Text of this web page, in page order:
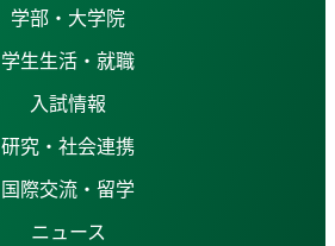
学部・大学院
学生生活・就職
入試情報
研究・社会連携
国際交流・留学
ニュース